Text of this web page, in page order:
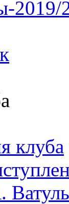
2019/
клуба